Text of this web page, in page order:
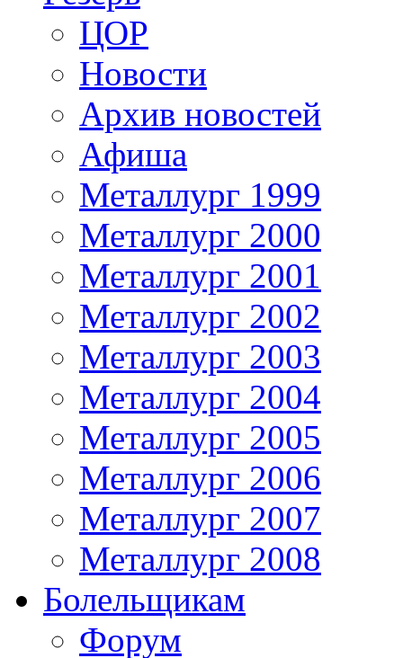
ЦОР
Новости
Архив новостей
Афиша
Металлург 1999
Металлург 2000
Металлург 2001
Металлург 2002
Металлург 2003
Металлург 2004
Металлург 2005
Металлург 2006
Металлург 2007
Металлург 2008
Болельщикам
Форум